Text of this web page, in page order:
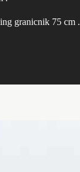
granicnik 75 cm .